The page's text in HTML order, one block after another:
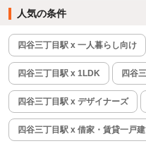
人気の条件
四谷三丁目駅 x 一人暮らし向け
四谷三丁目駅 x 1LDK 四谷
四谷三丁目駅 x デザイナーズ
四谷三丁目駅 x 借家・賃貸一戸